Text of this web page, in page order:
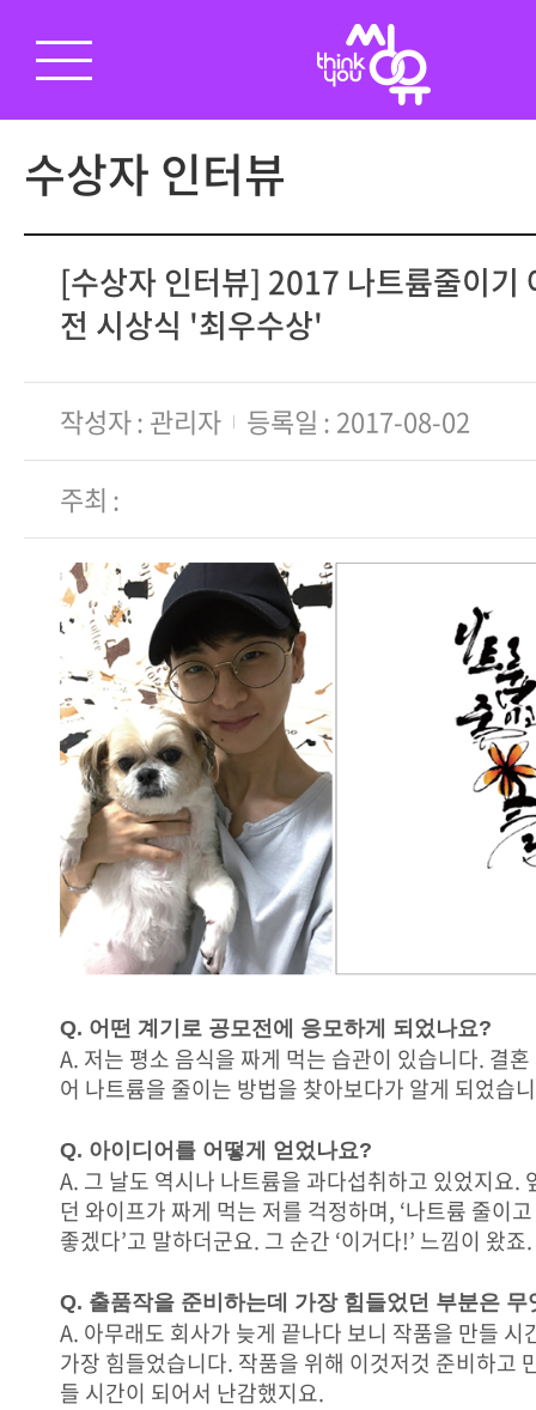
수상자 인터뷰
[수상자 인터뷰] 2017 나트륨줄이기
전 시상식 '최우수상'
작성자 관리자 등록일 2017-08-02
주최
Q. 어떤 계기로 공모전에 응모하게 되었나요?
A. 저는 평소 음식을 짜게 먹는 습관이 있습니다. 결
어 나트륨을 줄이는 방법을 찾아보다가 알게 되었습
Q. 아이디어를 어떻게 얻었나요?
A. 그 날도 역시나 나트륨을 과다섭취하고 있었지요.
던 와이프가 짜게 먹는 저를 걱정하며, ‘나트륨 줄이
좋겠다’고 말하더군요. 그 순간 ‘이거다!’ 느낌이 왔죠.
Q. 출품작을 준비하는데 가장 힘들었던 부분은 무
A. 아무래도 회사가 늦게 끝나다 보니 작품을 만들 시
가장 힘들었습니다. 작품을 위해 이것저것 준비하고
들 시간이 되어서 난감했지요.